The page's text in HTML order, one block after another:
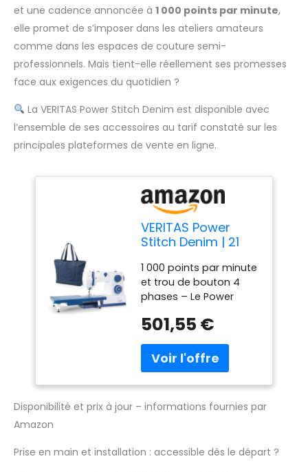
et une cadence annoncée à 1 000 points par minute,
elle promet de s’imposer dans les ateliers amateurs
comme dans les espaces de couture semi-
professionnels. Mais tient-elle réellement ses promesses
face aux exigences du quotidien ?
La VERITAS Power Stitch Denim est disponible avec
l’ensemble de ses accessoires au tarif constaté sur les
principales plateformes de vente en ligne.
VERITAS Power
Stitch Denim | 21
coulissante XXL &
pédale | 1 000
points par minute |
Pression de pied
presseur réglable |
Bras libre | Pour
jeans, cuir et tissus
fins | Avec housse
1 000 points par minute
et trou de bouton 4
phases – Le Power
1 000 points par minute
% plus rapide que les
machines à coudre
traditionnelles. Elle a 21
différents. La livraison
aiguilles spéciales en
501,55 €
Disponibilité et prix à jour – informations fournies par
Amazon
Prise en main et installation : accessible dès le départ ?